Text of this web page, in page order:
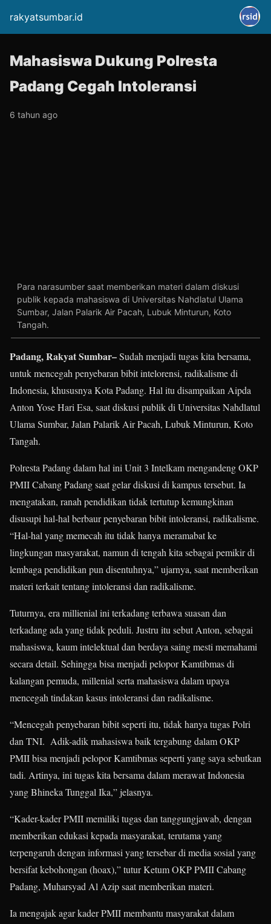
rakyatsumbar.id
Mahasiswa Dukung Polresta
Padang Cegah Intoleransi
6 tahun ago
Para narasumber saat memberikan materi dalam diskusi
publik kepada mahasiswa di Universitas Nahdlatul Ulama
Sumbar, Jalan Palarik Air Pacah, Lubuk Minturun, Koto
Tangah.
Padang, Rakyat Sumbar–Sudah menjadi tugas kita bersama,
untuk mencegah penyebaran bibit intelorensi, radikalisme di
Indonesia, khususnya Kota Padang. Hal itu disampaikan Aipda
Anton Yose Hari Esa, saat diskusi publik di Universitas Nahdlatul
Ulama Sumbar, Jalan Palarik Air Pacah, Lubuk Minturun, Koto
Tangah.
Polresta Padang dalam hal ini Unit 3 Intelkam mengandeng OKP
PMII Cabang Padang saat gelar diskusi di kampus tersebut. Ia
mengatakan, ranah pendidikan tidak tertutup kemungkinan
disusupi hal-hal berbaur penyebaran bibit intoleransi, radikalisme.
“Hal-hal yang memecah itu tidak hanya meramabat ke
lingkungan masyarakat, namun di tengah kita sebagai pemikir di
lembaga pendidikan pun disentuhnya,” ujarnya, saat memberikan
materi terkait tentang intoleransi dan radikalisme.
Tuturnya, era millienial ini terkadang terbawa suasan dan
terkadang ada yang tidak peduli. Justru itu sebut Anton, sebagai
mahasiswa, kaum intelektual dan berdaya saing mesti memahami
secara detail. Sehingga bisa menjadi pelopor Kamtibmas di
kalangan pemuda, millenial serta mahasiswa dalam upaya
mencegah tindakan kasus intoleransi dan radikalisme.
“Mencegah penyebaran bibit seperti itu, tidak hanya tugas Polri
dan TNI. Adik-adik mahasiswa baik tergabung dalam OKP
PMII bisa menjadi pelopor Kamtibmas seperti yang saya sebutkan
tadi. Artinya, ini tugas kita bersama dalam merawat Indonesia
yang Bhineka Tunggal Ika,” jelasnya.
“Kader-kader PMII memiliki tugas dan tanggungjawab, dengan
memberikan edukasi kepada masyarakat, terutama yang
terpengaruh dengan informasi yang tersebar di media sosial yang
bersifat kebohongan (hoax),” tutur Ketum OKP PMII Cabang
Padang, Muharsyad Al Azip saat memberikan materi.
Ia mengajak agar kader PMII membantu masyarakat dalam